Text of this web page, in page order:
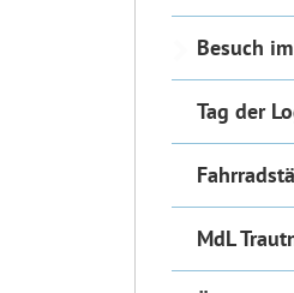
Besuch
Tag der
MdL